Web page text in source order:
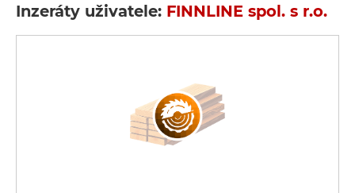
Inzeráty uživatele: FINNLINE spol. s r.o.